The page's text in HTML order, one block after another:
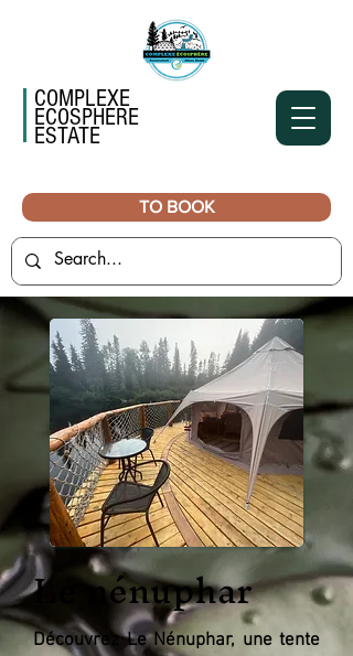
COMPLEXE
ECOSPHERE
ESTATE
TO BOOK
Le nénuphar
​Découvrez Le Nénuphar, une tente